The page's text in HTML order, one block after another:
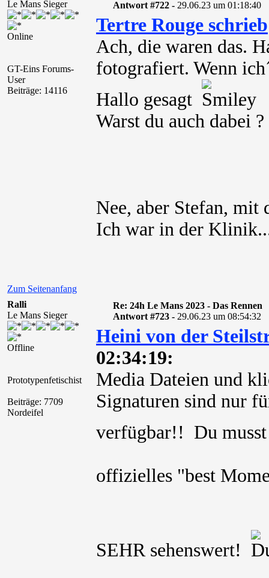
Le Mans Sieger
Online
GT-Eins Forums-
User
Beiträge: 14116
Antwort #722 - 29.06.23 um 01:18:40
Tertre Rouge schrieb
Ach, die waren das.
fotografiert. Wenn
Hallo gesagt
.
Warst du auch dabei ?
Nee, aber Stefan, mit
Ich war in der
Zum Seitenanfang
Ralli
Le Mans Sieger
Offline
Prototypenfetischist
Beiträge: 7709
Nordeifel
Re: 24h Le Mans 2023 - Das Rennen
Antwort #723 - 29.06.23 um 08:54:32
Heini von der
02:34:19:
Media Dateien und
Signaturen sind nur
verfügbar!! Du
offizielles "best
SEHR sehenswert!